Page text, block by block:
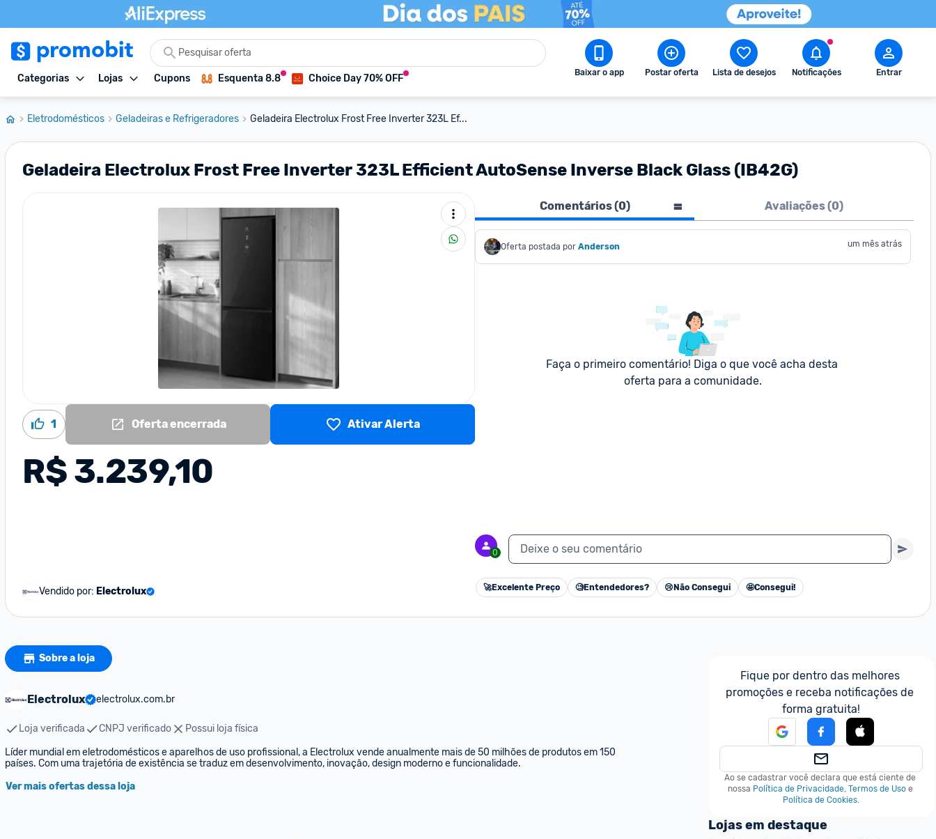
Categorias Lojas Cupons Esquenta 8.8 Choice Day 70% OFF Baixar o app Postar oferta Lista de desejos Notificações Entrar
Eletrodomésticos Geladeiras e Refrigeradores Geladeira Electrolux Frost Free Inverter 323L Ef...
Geladeira Electrolux Frost Free Inverter 323L Efficient AutoSense Inverse Black Glass (IB42G)
1 Oferta encerrada Ativar Alerta
R$ 3.239,10
Vendido por: Electrolux
Comentários (0) Avaliações (0)
Oferta postada por Anderson um mês atrás
Faça o primeiro comentário! Diga o que você acha desta
oferta para a comunidade.
0 Deixe o seu comentário
🚀Excelente Preço 🧐Entendedores? 😢 Não Consegui 🤩Consegui!
Sobre a loja
Electrolux electrolux.com.br
Loja verificada CNPJ verificado
Possui loja física
Líder mundial em eletrodomésticos e aparelhos de uso profissional, a Electrolux vende anualmente mais de 50 milhões de produtos em 150
países. Com uma trajetória de existência se traduz em desenvolvimento, inovação, design moderno e funcionalidade.
Ver mais ofertas dessa loja
Fique por dentro das melhores
promoções e receba notificações de
forma gratuita!
Ao se cadastrar você declara que está ciente de
nossa Política de Privacidade, Termos de Uso e
Política de Cookies.
Lojas em destaque